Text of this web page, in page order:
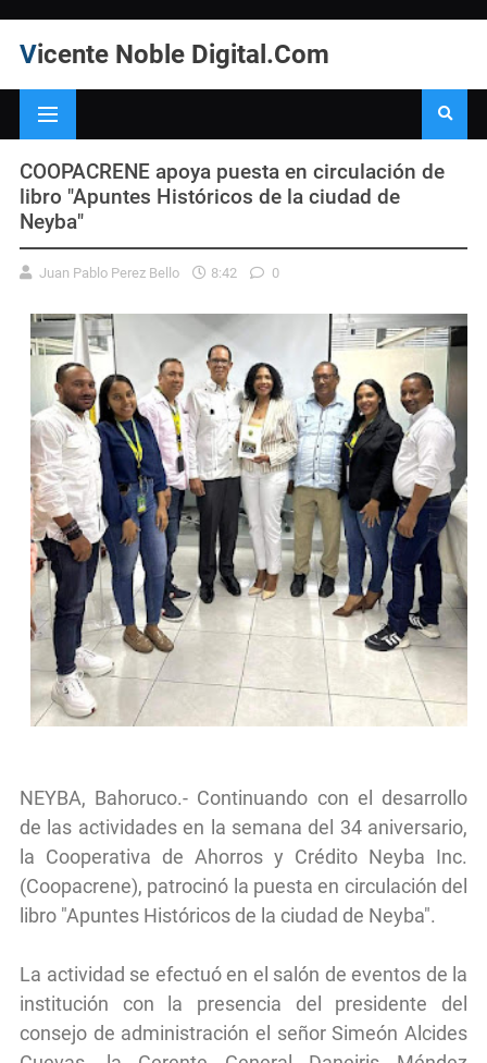
Vicente Noble Digital.Com
COOPACRENE apoya puesta en circulación de
libro "Apuntes Históricos de la ciudad de
Neyba"
Juan Pablo Perez Bello 8:42 0
NEYBA, Bahoruco.- Continuando con el desarrollo
de las actividades en la semana del 34 aniversario,
la Cooperativa de Ahorros y Crédito Neyba Inc.
(Coopacrene), patrocinó la puesta en circulación del
libro "Apuntes Históricos de la ciudad de Neyba".
La actividad se efectuó en el salón de eventos de la
institución con la presencia del presidente del
consejo de administración el señor Simeón Alcides